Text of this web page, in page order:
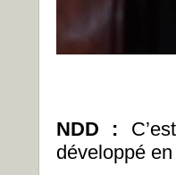
NDD :
développé